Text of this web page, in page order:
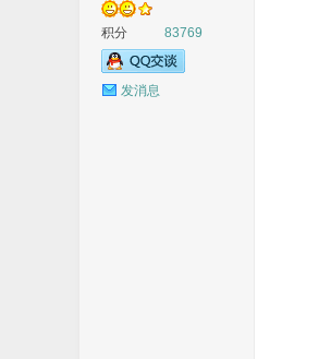
积分 83769
发消息